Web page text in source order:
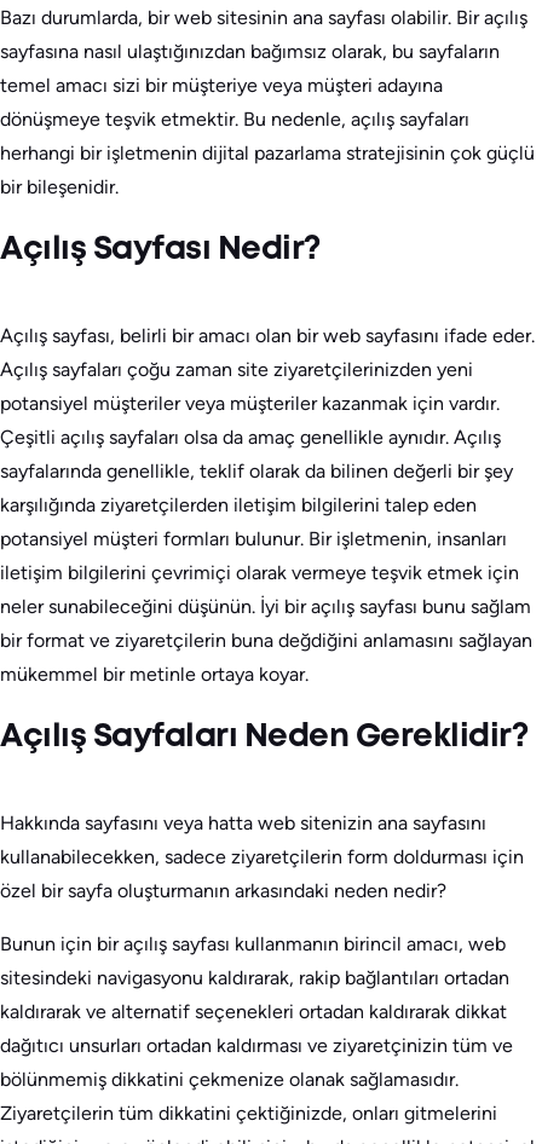
Bazı durumlarda, bir web sitesinin ana sayfası olabilir. Bir açılış
sayfasına nasıl ulaştığınızdan bağımsız olarak, bu sayfaların
temel amacı sizi bir müşteriye veya müşteri adayına
dönüşmeye teşvik etmektir. Bu nedenle, açılış sayfaları
herhangi bir işletmenin dijital pazarlama stratejisinin çok güçlü
bir bileşenidir.
Açılış Sayfası Nedir?
Açılış sayfası, belirli bir amacı olan bir web sayfasını ifade eder.
Açılış sayfaları çoğu zaman site ziyaretçilerinizden yeni
potansiyel müşteriler veya müşteriler kazanmak için vardır.
Çeşitli açılış sayfaları olsa da amaç genellikle aynıdır. Açılış
sayfalarında genellikle, teklif olarak da bilinen değerli bir şey
karşılığında ziyaretçilerden iletişim bilgilerini talep eden
potansiyel müşteri formları bulunur. Bir işletmenin, insanları
iletişim bilgilerini çevrimiçi olarak vermeye teşvik etmek için
neler sunabileceğini düşünün. İyi bir açılış sayfası bunu sağlam
bir format ve ziyaretçilerin buna değdiğini anlamasını sağlayan
mükemmel bir metinle ortaya koyar.
Açılış Sayfaları Neden Gereklidir?
Hakkında sayfasını veya hatta web sitenizin ana sayfasını
kullanabilecekken, sadece ziyaretçilerin form doldurması için
özel bir sayfa oluşturmanın arkasındaki neden nedir?
Bunun için bir açılış sayfası kullanmanın birincil amacı, web
sitesindeki navigasyonu kaldırarak, rakip bağlantıları ortadan
kaldırarak ve alternatif seçenekleri ortadan kaldırarak dikkat
dağıtıcı unsurları ortadan kaldırması ve ziyaretçinizin tüm ve
bölünmemiş dikkatini çekmenize olanak sağlamasıdır.
Ziyaretçilerin tüm dikkatini çektiğinizde, onları gitmelerini